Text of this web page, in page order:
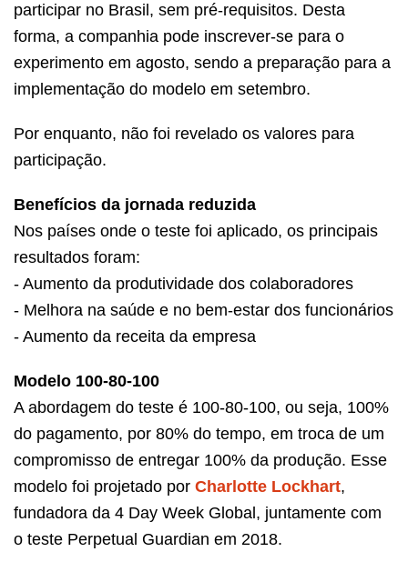
participar no Brasil, sem pré-requisitos. Desta
forma, a companhia pode inscrever-se para o
experimento em agosto, sendo a preparação para a
implementação do modelo em setembro.
Por enquanto, não foi revelado os valores para
participação.
Benefícios da jornada reduzida
Nos países onde o teste foi aplicado, os principais
resultados foram:
- Aumento da produtividade dos colaboradores
- Melhora na saúde e no bem-estar dos funcionários
- Aumento da receita da empresa
Modelo 100-80-100
A abordagem do teste é 100-80-100, ou seja, 100%
do pagamento, por 80% do tempo, em troca de um
compromisso de entregar 100% da produção. Esse
modelo foi projetado por Charlotte Lockhart,
fundadora da 4 Day Week Global, juntamente com
o teste Perpetual Guardian em 2018.